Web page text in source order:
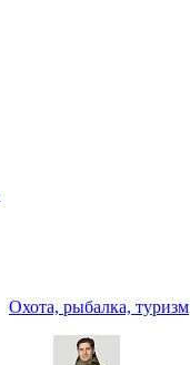
Охота, рыбалка, туризм